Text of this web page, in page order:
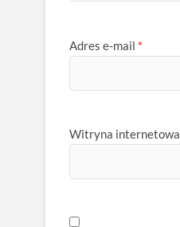
Adres e-mail *
Witryna internetowa